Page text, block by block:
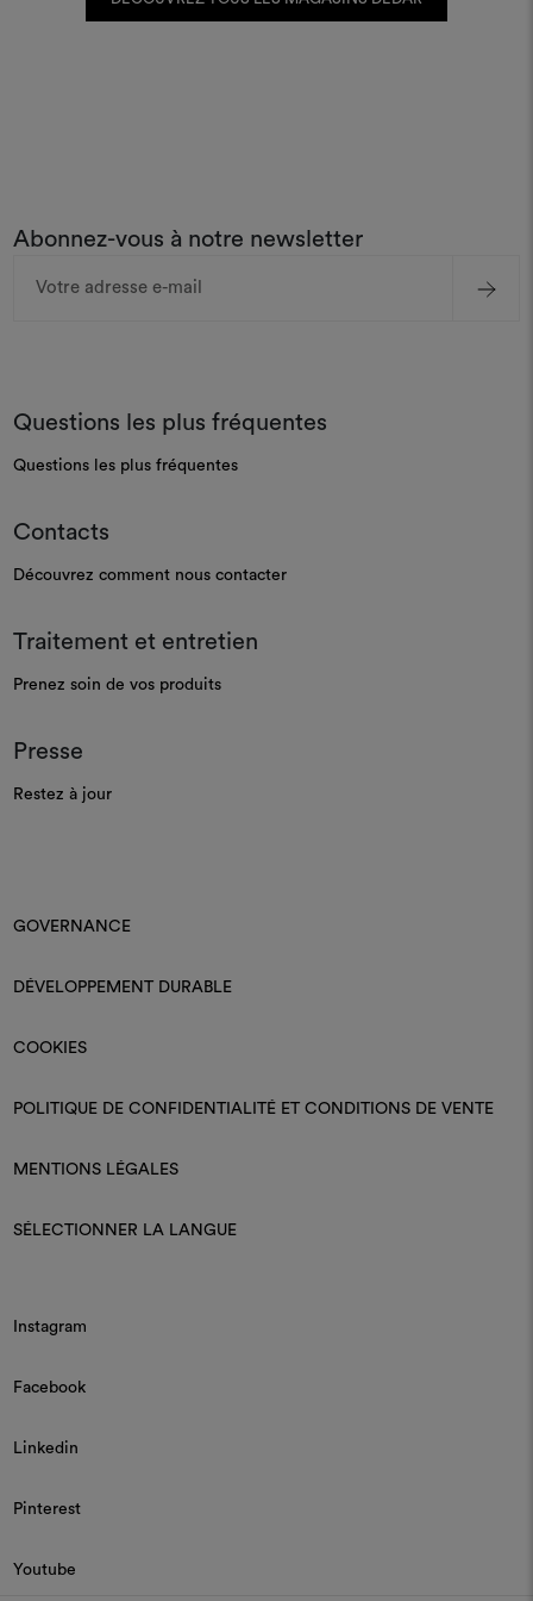
Abonnez-vous à notre newsletter
Questions les plus fréquentes
Questions les plus fréquentes
Contacts
Découvrez comment nous contacter
Traitement et entretien
Prenez soin de vos produits
Presse
Restez à jour
GOVERNANCE
DÉVELOPPEMENT DURABLE
COOKIES
POLITIQUE DE CONFIDENTIALITÉ ET CONDITIONS DE VENTE
MENTIONS LÉGALES
SÉLECTIONNER LA LANGUE
Instagram
Facebook
Linkedin
Pinterest
Youtube